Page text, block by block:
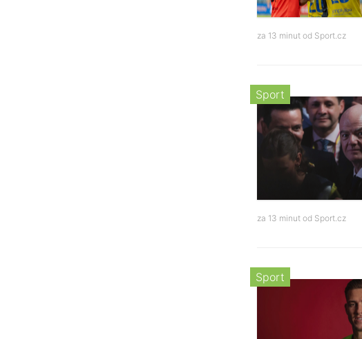
za 13 minut od Sport.cz
Sport
za 13 minut od Sport.cz
Sport